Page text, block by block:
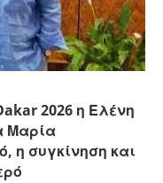
2026 η Ελένη
Μαρία
η συγκίνηση και